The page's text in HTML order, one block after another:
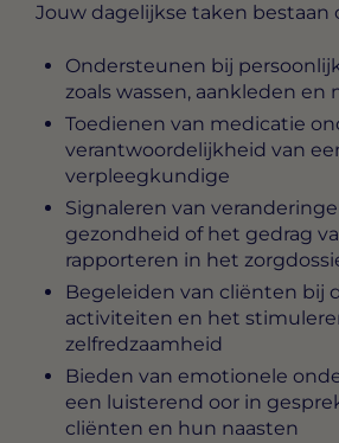
Jouw dagelijkse taken bestaan
Ondersteunen bij
zoals wassen, aankleden
Toedienen van medicatie
verantwoordelijkheid van
verpleegkundige
Signaleren van
gezondheid of het gedrag
rapporteren in het
Begeleiden van cliënten bij
activiteiten en het
zelfredzaamheid
Bieden van emotionele
een luisterend oor in
cliënten en hun naasten